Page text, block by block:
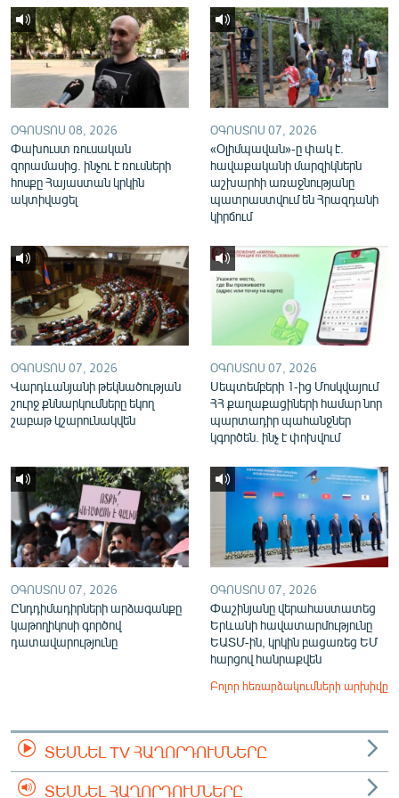
English
Русский
ՀԵՏԵՎԵՔ ՄԵԶ
«Ազատության» բոլոր կայքերը
ՕԳՈՍՏՈՍ 08, 2026
Փախուստ ռուսական
զորամասից. ինչու է ռուսների
հոսքը Հայաստան կրկին
ակտիվացել
ՕԳՈՍՏՈՍ 07, 2026
«Օլիմպավան»-ը փակ է.
հավաքականի մարզիկներն
աշխարհի առաջնությանը
պատրաստվում են Հրազդանի
կիրճում
ՕԳՈՍՏՈՍ 07, 2026
Վարդևանյանի թեկնածության
շուրջ քննարկումները եկող
շաբաթ կշարունակվեն
ՕԳՈՍՏՈՍ 07, 2026
Սեպտեմբերի 1-ից Մոսկվայում
ՀՀ քաղաքացիների համար նոր
պարտադիր պահանջներ
կգործեն. ինչ է փոխվում
ՕԳՈՍՏՈՍ 07, 2026
Ընդդիմադիրների արձագանքը
կաթողիկոսի գործով
դատավարությունը
ՕԳՈՍՏՈՍ 07, 2026
Փաշինյանը վերահաստատեց
Երևանի հավատարմությունը
ԵԱՏՄ-ին, կրկին բացառեց ԵՄ
հարցով հանրաքվեն
Բոլոր հեռարձակումների արխիվը
ՏԵՍՆԵԼ TV ՀԱՂՈՐԴՈՒՄՆԵՐԸ
ՏԵՍՆԵԼ ՀԱՂՈՐԴՈՒՄՆԵՐԸ